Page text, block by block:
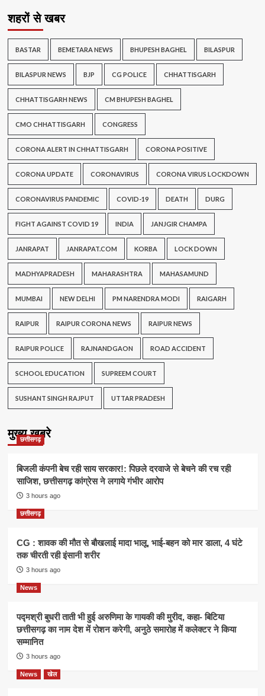
शहरों से खबर
BASTAR BEMETARA NEWS BHUPESH BAGHEL BILASPUR
BILASPUR NEWS BJP CG POLICE CHHATTISGARH
CHHATTISGARH NEWS CM BHUPESH BAGHEL
CMO CHHATTISGARH CONGRESS
CORONA ALERT IN CHHATTISGARH CORONA POSITIVE
CORONA UPDATE CORONAVIRUS CORONA VIRUS LOCKDOWN
CORONAVIRUS PANDEMIC COVID-19 DEATH DURG
FIGHT AGAINST COVID 19 INDIA JANJGIR CHAMPA
JANRAPAT JANRAPAT.COM KORBA LOCK DOWN
MADHYAPRADESH MAHARASHTRA MAHASAMUND
MUMBAI NEW DELHI PM NARENDRA MODI RAIGARH
RAIPUR RAIPUR CORONA NEWS RAIPUR NEWS
RAIPUR POLICE RAJNANDGAON ROAD ACCIDENT
SCHOOL EDUCATION SUPREEM COURT
SUSHANT SINGH RAJPUT UTTAR PRADESH
मुख्य खबरे
छत्तीसगढ़
बिजली कंपनी बेच रही साय सरकार!: पिछले दरवाजे से बेचने की रच रही
साजिश, छत्तीसगढ़ कांग्रेस ने लगाये गंभीर आरोप
3 hours ago
छत्तीसगढ़
CG : शावक की मौत से बौखलाई मादा भालू, भाई-बहन को मार डाला, 4 घंटे
तक चीरती रही इंसानी शरीर
3 hours ago
News
पद्मश्री बुधरी ताती भी हुई अरुणिमा के गायकी की मुरीद, कहा- बिटिया
छत्तीसगढ़ का नाम देश में रोशन करेगी, अनुठे समारोह में कलेक्टर ने किया
सम्मानित
3 hours ago
News खेल